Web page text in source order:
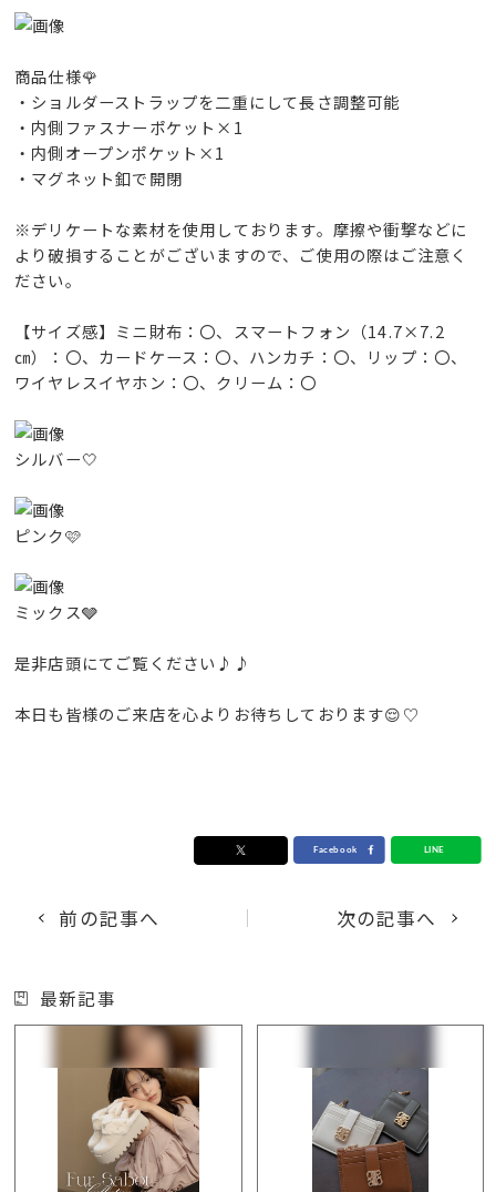
商品仕様🌹
・ショルダーストラップを二重にして長さ調整可能
・内側ファスナーポケット×1
・内側オープンポケット×1
・マグネット釦で開閉
※デリケートな素材を使用しております。摩擦や衝撃などに
より破損することがございますので、ご使用の際はご注意く
ださい。
【サイズ感】ミニ財布：〇、スマートフォン（14.7×7.2
㎝）：〇、カードケース：〇、ハンカチ：〇、リップ：〇、
ワイヤレスイヤホン：〇、クリーム：〇
シルバー🤍
ピンク🩷
ミックス🩶
是非店頭にてご覧ください♪♪
本日も皆様のご来店を心よりお待ちしております😌♡
前の記事へ 次の記事へ
最新記事